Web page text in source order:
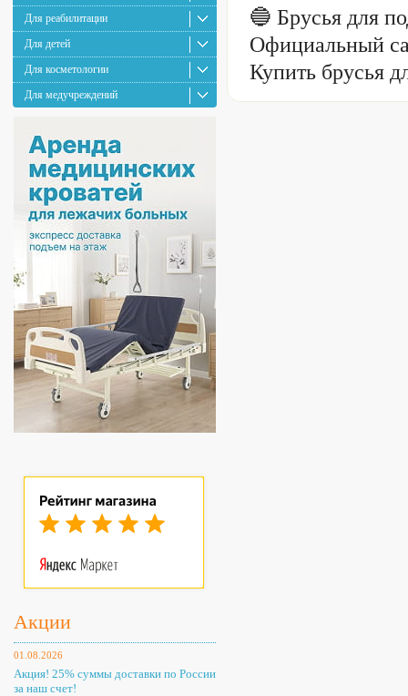
Для реабилитации
Для детей
Для косметологии
Для медучреждений
Акции
01.08.2026
Акция! 25% суммы доставки по России
за наш счет!
🔵 Брусья для
Официальный
Купить брусья